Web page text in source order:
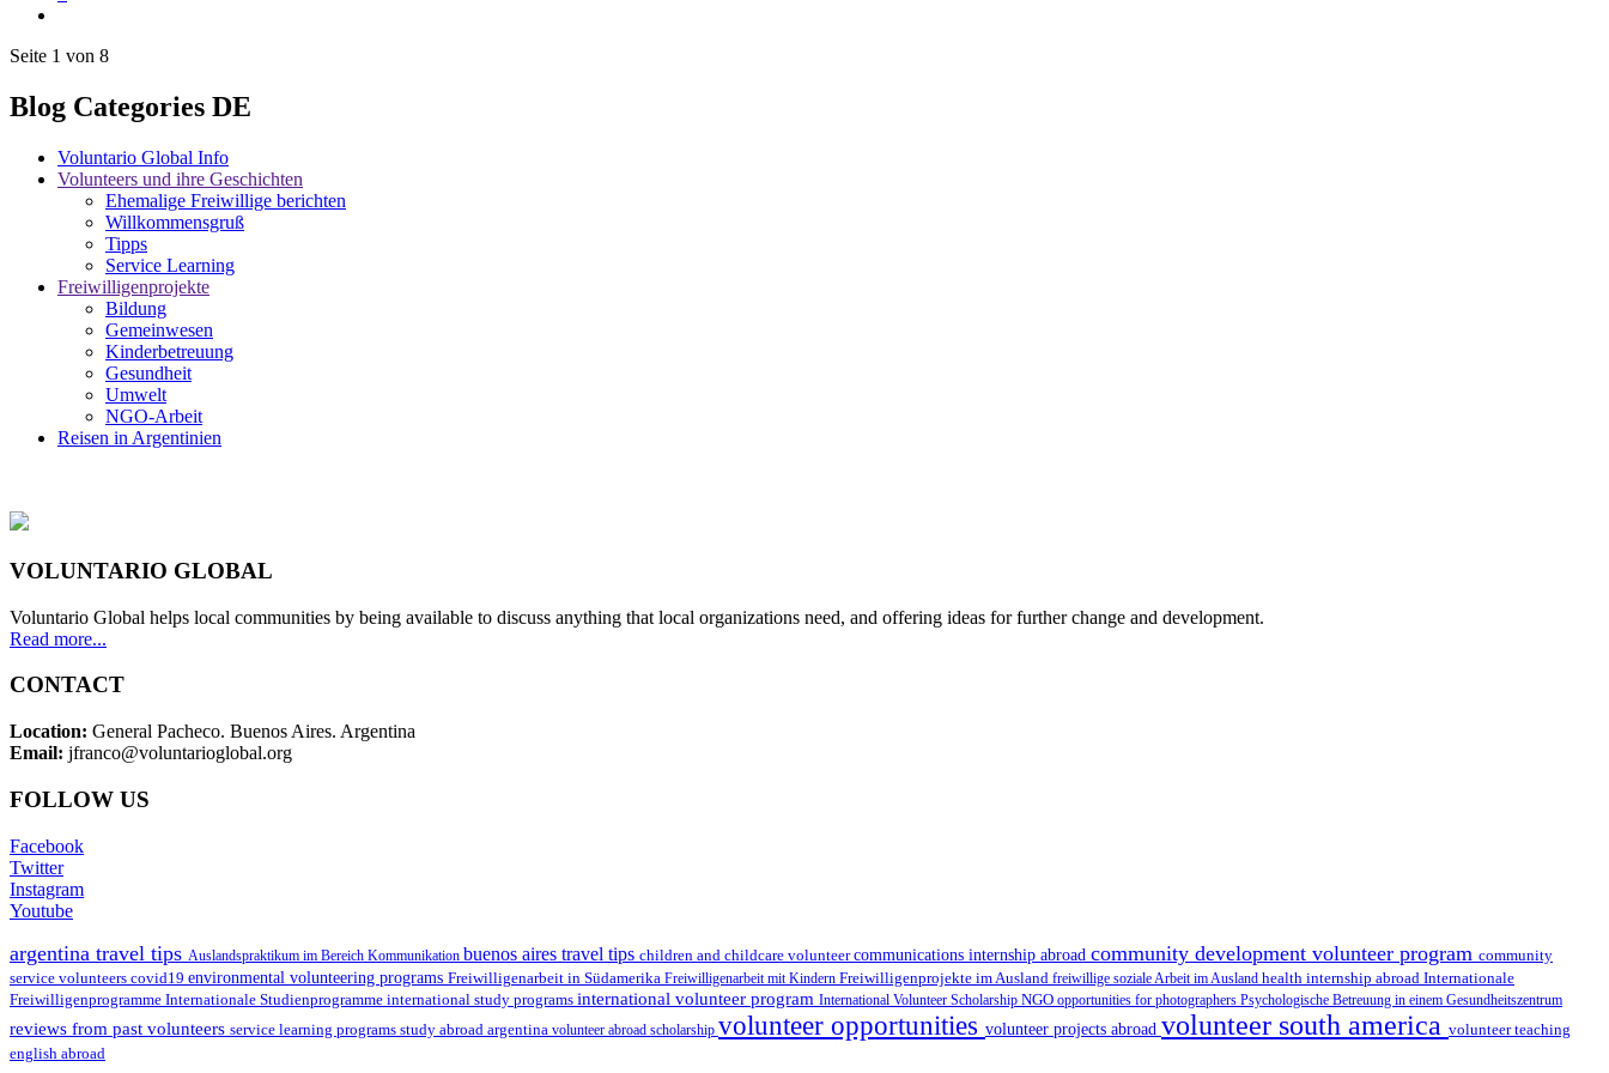
Seite 1 von 8
Blog Categories DE
Voluntario Global Info
Volunteers und ihre Geschichten
Ehemalige Freiwillige berichten
Willkommensgruß
Tipps
Service Learning
Freiwilligenprojekte
Bildung
Gemeinwesen
Kinderbetreuung
Gesundheit
Umwelt
NGO-Arbeit
Reisen in Argentinien
VOLUNTARIO GLOBAL
Voluntario Global helps local communities by being available to discuss anything that local organizations need, and offering ideas for further change and development.
Read more...
CONTACT
Location: General Pacheco. Buenos Aires. Argentina
Email: jfranco@voluntarioglobal.org
FOLLOW US
Facebook
Twitter
Instagram
Youtube
argentina travel tips Auslandspraktikum im Bereich Kommunikation buenos aires travel tips children and childcare volunteercommunications internship abroad community development volunteer program community
service volunteers covid19 environmental volunteering programs Freiwilligenarbeit in Südamerika Freiwilligenarbeit mit Kindern Freiwilligenprojekte im Ausland freiwillige soziale Arbeit im Ausland health internship abroad Internationale
Freiwilligenprogramme Internationale Studienprogramme international study programs international volunteer program International Volunteer Scholarship NGO opportunities for photographers Psychologische Betreuung in einem Gesundheitszentrum
reviews from past volunteers service learning programs study abroad argentina volunteer abroad scholarship volunteer opportunities volunteer projects abroad volunteer south america volunteer teaching
english abroad